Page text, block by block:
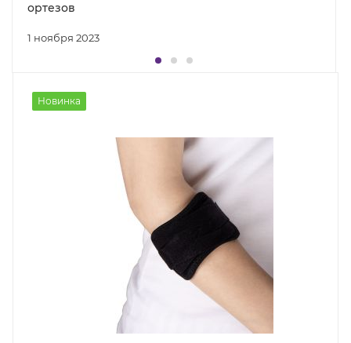
1 ноября 2023
ортезов
Новинка